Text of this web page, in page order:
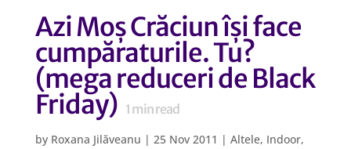
Azi Moș Crăciun își face
cumpăraturile. Tu?
(mega reduceri de Black
Friday) 1 min read
by Roxana Jilăveanu | 25 Nov 2011 | Altele, Indoor,